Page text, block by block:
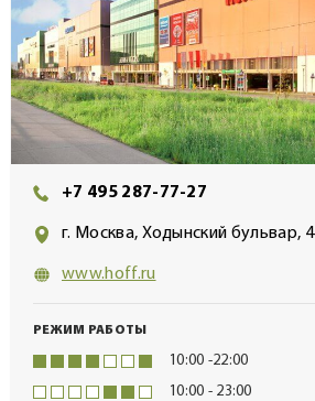
+7 495 287-77-27
г. Москва, Ходынский бульвар, 4
www.hoff.ru
РЕЖИМ РАБОТЫ
10:00 -22:00
10:00 - 23:00